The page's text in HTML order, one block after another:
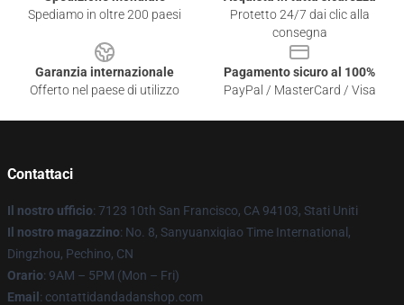
Spediamo in oltre 200 paesi
Protetto 24/7 dai clic alla
consegna
Garanzia internazionale
Offerto nel paese di utilizzo
Pagamento sicuro al 100%
PayPal / MasterCard / Visa
Contattaci
Il nostro ufficio: 7123 10th San Francisco, CA 94103, Stati Uniti
Il nostro magazzino: No. 8, Sanyuanxiqiao Time International,
Dingzhou, Pechino, CN
Orario: 9AM – 5PM (Mon – Fri)
Email : contattidandadanshop.com